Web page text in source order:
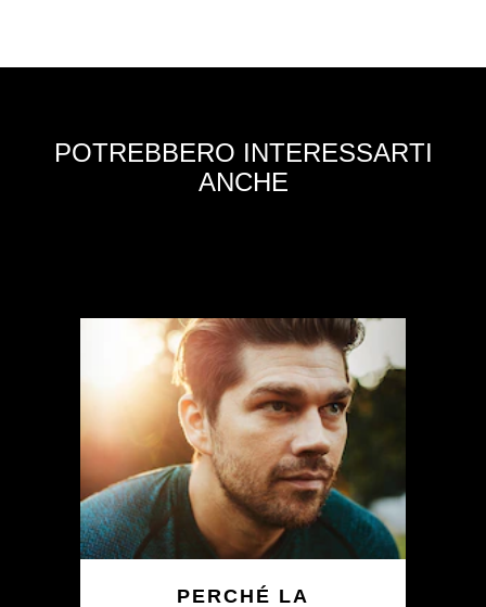
POTREBBERO INTERESSARTI
ANCHE
PERCHÉ LA